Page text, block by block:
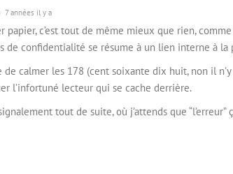
7 années il y a
papier, c’est tout de même mieux que rien,
de confidentialité se résume à un lien interne à
de calmer les 178 (cent soixante dix huit, non il
l’infortuné lecteur qui se cache derrière.
tout de suite, où j’attends que “l’erreur”